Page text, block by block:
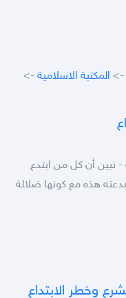
-> المكتبة الاسلامية ->
- تبين أن كل من ابتدع
هذه مع كونها ضلالة
وخطر الابتداع